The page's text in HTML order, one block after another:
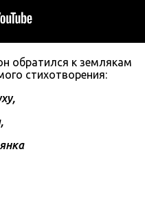
обратился к землякам
стихотворения: